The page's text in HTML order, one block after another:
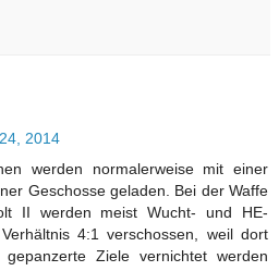
2014
werden normalerweise mit einer
Geschosse geladen. Bei der Waffe
II werden meist Wucht- und HE-
4:1 verschossen, weil dort
Ziele vernichtet werden